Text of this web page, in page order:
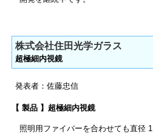
株式会社住田光学ガラス
超極細内視鏡
発表者：佐藤忠信
【 製品 】超極細内視鏡
照明用ファイバーを合わせても直径 1